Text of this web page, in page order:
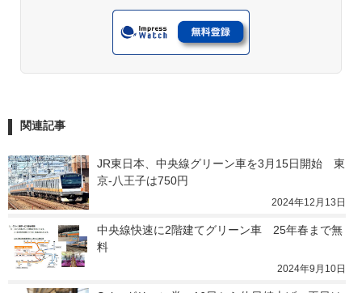
関連記事
JR東日本、中央線グリーン車を3月15日開始　東
京-八王子は750円
2024年12月13日
中央線快速に2階建てグリーン車　25年春まで無
料
2024年9月10日